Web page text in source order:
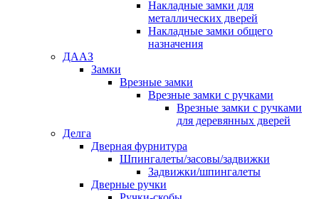
Накладные замки для
металлических дверей
Накладные замки общего
назначения
ДААЗ
Замки
Врезные замки
Врезные замки с ручками
Врезные замки с ручками
для деревянных дверей
Делга
Дверная фурнитура
Шпингалеты/засовы/задвижки
Задвижки/шпингалеты
Дверные ручки